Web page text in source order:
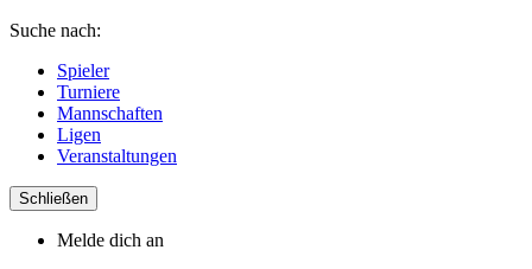
Suche nach:
Spieler
Turniere
Mannschaften
Ligen
Veranstaltungen
Schließen
Melde dich an